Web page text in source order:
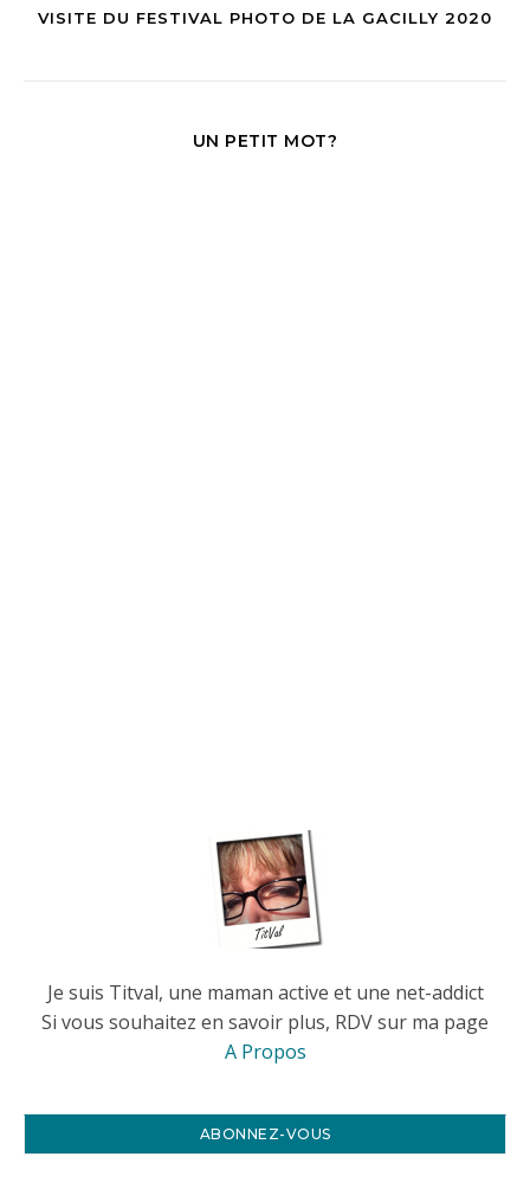
VISITE DU FESTIVAL PHOTO DE LA GACILLY 2020
UN PETIT MOT?
Je suis Titval, une maman active et une net-addict
Si vous souhaitez en savoir plus, RDV sur ma page
A Propos
ABONNEZ-VOUS